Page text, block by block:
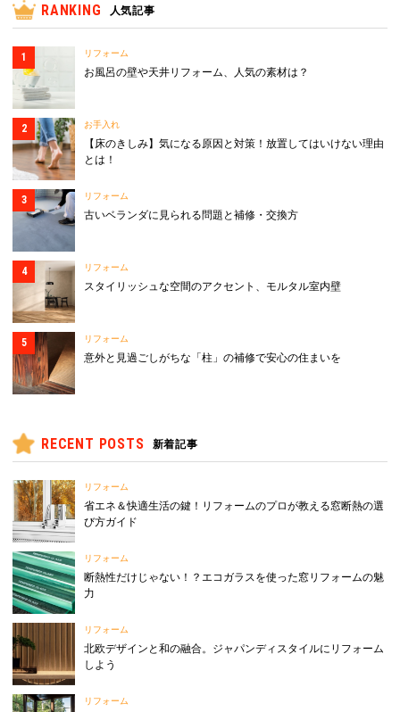
RANKING 人気記事
リフォーム
お風呂の壁や天井リフォーム、人気の素材は？
お手入れ
【床のきしみ】気になる原因と対策！放置してはいけない理由
とは！
リフォーム
古いベランダに見られる問題と補修・交換方
リフォーム
スタイリッシュな空間のアクセント、モルタル室内壁
リフォーム
意外と見過ごしがちな「柱」の補修で安心の住まいを
RECENT POSTS 新着記事
リフォーム
省エネ＆快適生活の鍵！リフォームのプロが教える窓断熱の選
び方ガイド
リフォーム
断熱性だけじゃない！？エコガラスを使った窓リフォームの魅
力
リフォーム
北欧デザインと和の融合。ジャパンディスタイルにリフォーム
しよう
リフォーム